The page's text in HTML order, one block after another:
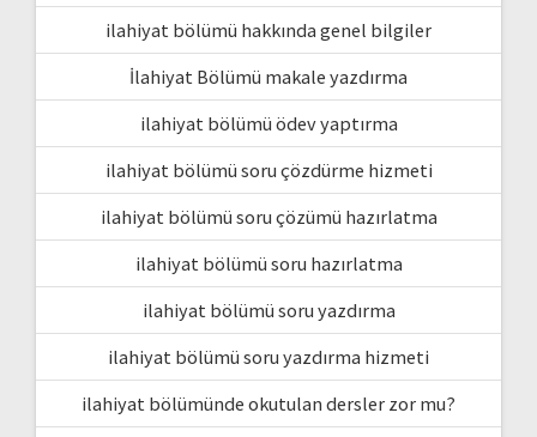
ilahiyat bölümü hakkında genel bilgiler
İlahiyat Bölümü makale yazdırma
ilahiyat bölümü ödev yaptırma
ilahiyat bölümü soru çözdürme hizmeti
ilahiyat bölümü soru çözümü hazırlatma
ilahiyat bölümü soru hazırlatma
ilahiyat bölümü soru yazdırma
ilahiyat bölümü soru yazdırma hizmeti
ilahiyat bölümünde okutulan dersler zor mu?